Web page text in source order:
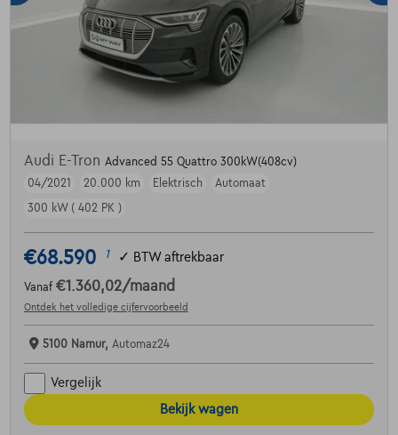
Audi E-Tron Advanced 55 Quattro 300kW(408cv)
04/2021
20.000 km Elektrisch
Automaat
300 kW ( 402 PK )
€68.590 1 ✓ BTW aftrekbaar
Vanaf €1.360,02/maand
Ontdek het volledige cijfervoorbeeld
5100 Namur, Automaz24
Vergelijk
Bekijk wagen